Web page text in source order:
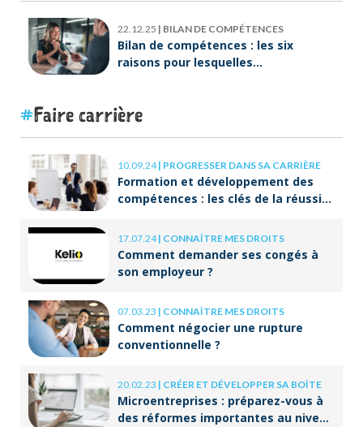
22.12.25 | BILAN DE COMPÉTENCES
Bilan de compétences : les six
raisons pour lesquelles
Faire carrière
10.09.24| PROGRESSER DANS SA CARRIÈRE
Formation et développement des
compétences : les clés de la réussite
17.07.24| CONNAÎTRE MES DROITS
Comment demander ses congés à
son employeur ?
07.03.23 | CONNAÎTRE MES DROITS
Comment négocier une rupture
conventionnelle ?
20.02.23 | CRÉER ET DÉVELOPPER SA BOÎTE
Microentreprises : préparez-vous à
des réformes importantes au niveau